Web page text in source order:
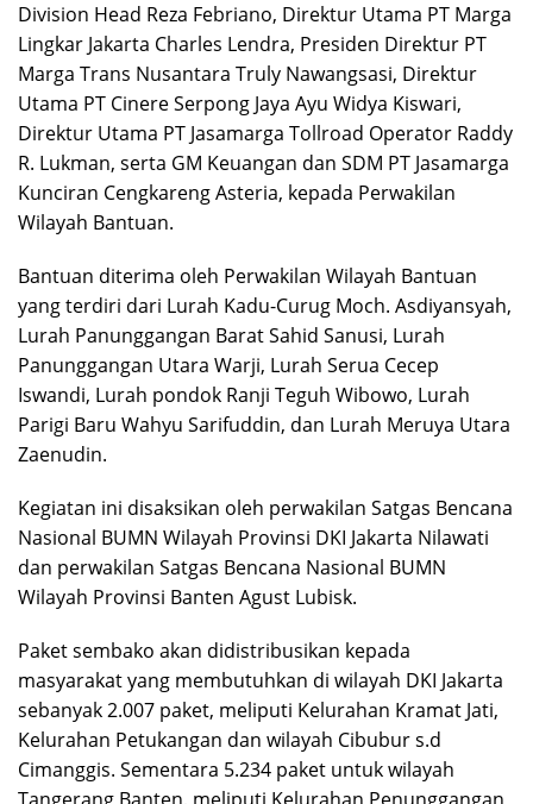
Division Head Reza Febriano, Direktur Utama PT Marga
Lingkar Jakarta Charles Lendra, Presiden Direktur PT
Marga Trans Nusantara Truly Nawangsasi, Direktur
Utama PT Cinere Serpong Jaya Ayu Widya Kiswari,
Direktur Utama PT Jasamarga Tollroad Operator Raddy
R. Lukman, serta GM Keuangan dan SDM PT Jasamarga
Kunciran Cengkareng Asteria, kepada Perwakilan
Wilayah Bantuan.
Bantuan diterima oleh Perwakilan Wilayah Bantuan
yang terdiri dari Lurah Kadu-Curug Moch. Asdiyansyah,
Lurah Panunggangan Barat Sahid Sanusi, Lurah
Panunggangan Utara Warji, Lurah Serua Cecep
Iswandi, Lurah pondok Ranji Teguh Wibowo, Lurah
Parigi Baru Wahyu Sarifuddin, dan Lurah Meruya Utara
Zaenudin.
Kegiatan ini disaksikan oleh perwakilan Satgas Bencana
Nasional BUMN Wilayah Provinsi DKI Jakarta Nilawati
dan perwakilan Satgas Bencana Nasional BUMN
Wilayah Provinsi Banten Agust Lubisk.
Paket sembako akan didistribusikan kepada
masyarakat yang membutuhkan di wilayah DKI Jakarta
sebanyak 2.007 paket, meliputi Kelurahan Kramat Jati,
Kelurahan Petukangan dan wilayah Cibubur s.d
Cimanggis. Sementara 5.234 paket untuk wilayah